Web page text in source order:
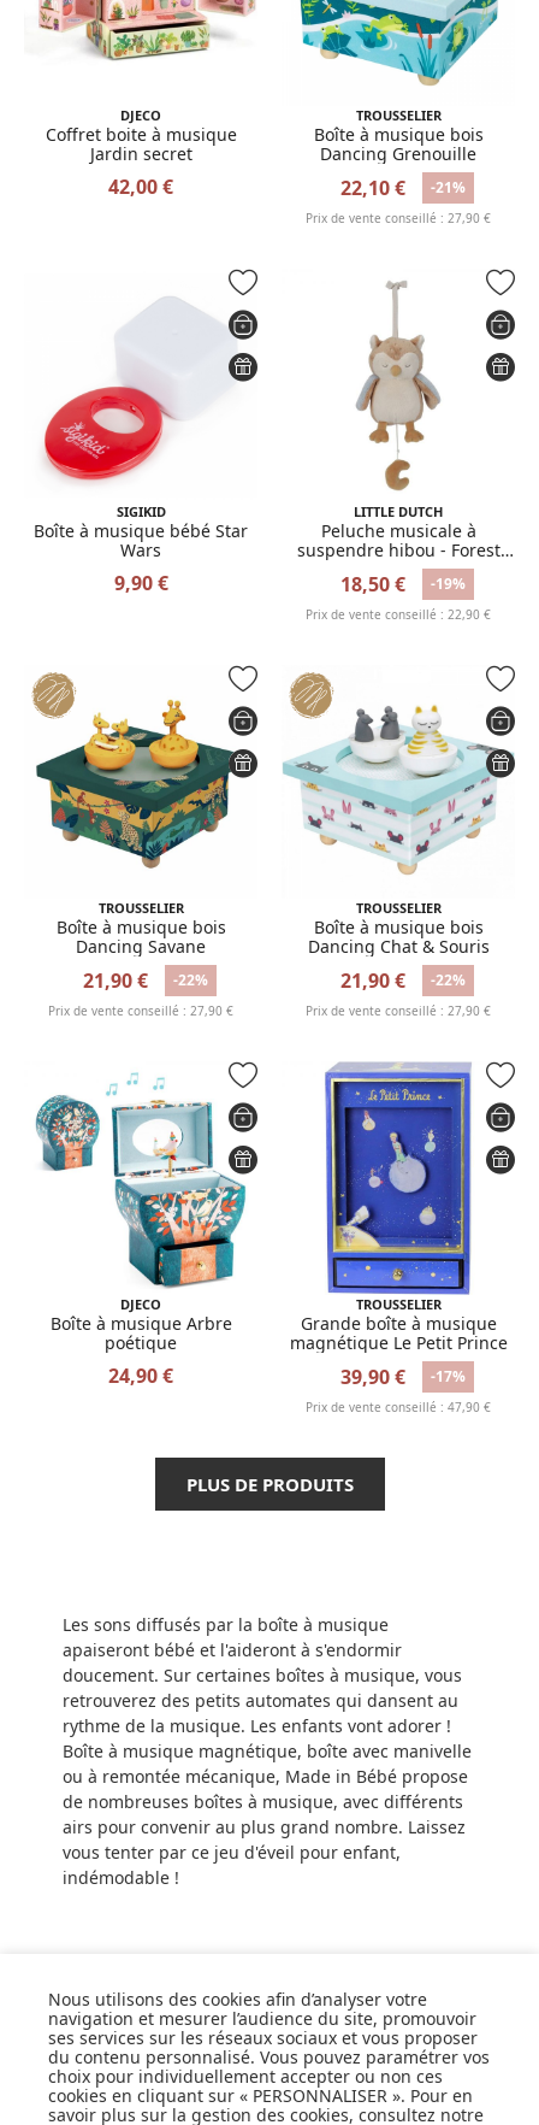
DJECO
Coffret boite à musique
Jardin secret
42,00 €
TROUSSELIER
Boîte à musique bois
Dancing Grenouille
22,10 € -21%
Prix de vente conseillé : 27,90 €
SIGIKID
Boîte à musique bébé Star
Wars
9,90 €
LITTLE DUTCH
Peluche musicale à
suspendre hibou - Forest
Friends
18,50 € -19%
Prix de vente conseillé : 22,90 €
TROUSSELIER
Boîte à musique bois
Dancing Savane
21,90 € -22%
Prix de vente conseillé : 27,90 €
TROUSSELIER
Boîte à musique bois
Dancing Chat & Souris
21,90 € -22%
Prix de vente conseillé : 27,90 €
DJECO
Boîte à musique Arbre
poétique
24,90 €
TROUSSELIER
Grande boîte à musique
magnétique Le Petit Prince
39,90 € -17%
Prix de vente conseillé : 47,90 €
PLUS DE PRODUITS
Les sons diffusés par la boîte à musique
apaiseront bébé et l'aideront à s'endormir
doucement. Sur certaines boîtes à musique, vous
retrouverez des petits automates qui dansent au
rythme de la musique. Les enfants vont adorer !
Boîte à musique magnétique, boîte avec manivelle
ou à remontée mécanique, Made in Bébé propose
de nombreuses boîtes à musique, avec différents
airs pour convenir au plus grand nombre. Laissez
vous tenter par ce jeu d'éveil pour enfant,
indémodable !
SUIVEZ NOS ACTUS,
NOUVEAUTÉS, OFFRES...
Nous utilisons des cookies afin d’analyser votre
navigation et mesurer l’audience du site, promouvoir
ses services sur les réseaux sociaux et vous proposer
du contenu personnalisé. Vous pouvez paramétrer vos
choix pour individuellement accepter ou non ces
cookies en cliquant sur « PERSONNALISER ». Pour en
savoir plus sur la gestion des cookies, consultez notre